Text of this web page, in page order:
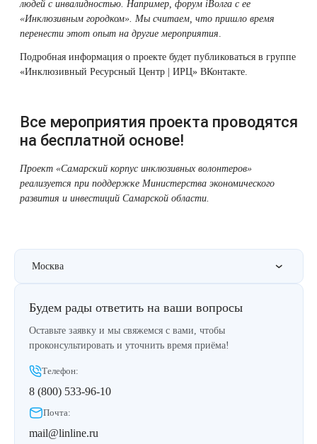
людей с инвалидностью. Например, форум iВолга с ее
«Инклюзивным городком». Мы считаем, что пришло время
перенести этот опыт на другие мероприятия.
Подробная информация о проекте будет публиковаться в группе
«Инклюзивный Ресурсный Центр | ИРЦ» ВКонтакте.
Все мероприятия проекта проводятся
на бесплатной основе!
Проект «Самарский корпус инклюзивных волонтеров»
реализуется при поддержке Министерства экономического
развития и инвестиций Самарской области.
Москва
Будем рады ответить на ваши вопросы
Оставьте заявку и мы свяжемся с вами, чтобы
проконсультировать и уточнить время приёма!
Телефон:
8 (800) 533-96-10
Почта:
mail@linline.ru